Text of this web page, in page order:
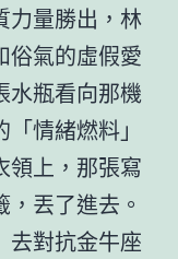
力量勝出，林
俗氣的虛假愛
水瓶看向那機
情緒燃料」
領上，那張寫
丟了進去。
去對抗金牛座